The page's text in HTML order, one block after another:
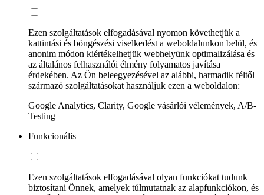
Ezen szolgáltatások elfogadásával nyomon követhetjük a
kattintási és böngészési viselkedést a weboldalunkon belül, és
anonim módon kiértékelhetjük webhelyünk optimalizálása és
az általános felhasználói élmény folyamatos javítása
érdekében. Az Ön beleegyezésével az alábbi, harmadik féltől
származó szolgáltatásokat használjuk ezen a weboldalon:
Google Analytics, Clarity, Google vásárlói vélemények, A/B-
Testing
Funkcionális
Ezen szolgáltatások elfogadásával olyan funkciókat tudunk
biztosítani Önnek, amelyek túlmutatnak az alapfunkciókon, és